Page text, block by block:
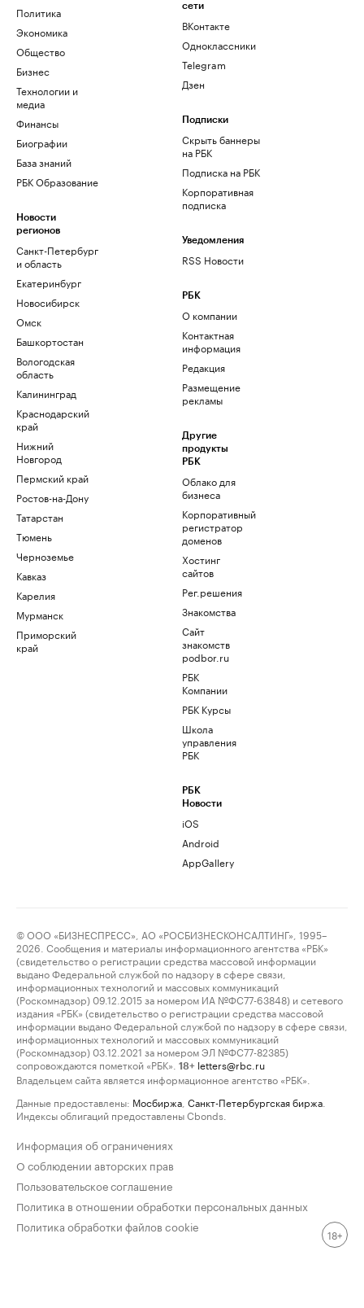
Политика
Экономика
Общество
Бизнес
Технологии и
медиа
Финансы
Биографии
База знаний
РБК Образование
Новости
регионов
Санкт-Петербург
и область
Екатеринбург
Новосибирск
Омск
Башкортостан
Вологодская
область
Калининград
Краснодарский
край
Нижний
Новгород
Пермский край
Ростов-на-Дону
Татарстан
Тюмень
Черноземье
Кавказ
Карелия
Мурманск
Приморский
край
сети
ВКонтакте
Одноклассники
Telegram
Дзен
Подписки
Скрыть баннеры
на РБК
Подписка на РБК
Корпоративная
подписка
Уведомления
RSS Новости
РБК
О компании
Контактная
информация
Редакция
Размещение
рекламы
Другие
продукты
РБК
Облако для
бизнеса
Корпоративный
регистратор
доменов
Хостинг
сайтов
Рег.решения
Знакомства
Сайт
знакомств
podbor.ru
РБК
Компании
РБК Курсы
Школа
управления
РБК
РБК
Новости
iOS
Android
AppGallery
© ООО «БИЗНЕСПРЕСС», АО «РОСБИЗНЕСКОНСАЛТИНГ», 1995–
2026. Сообщения и материалы информационного агентства «РБК»
(свидетельство о регистрации средства массовой информации
выдано Федеральной службой по надзору в сфере связи,
информационных технологий и массовых коммуникаций
(Роскомнадзор) 09.12.2015 за номером ИА №ФС77-63848) и сетевого
издания «РБК» (свидетельство о регистрации средства массовой
информации выдано Федеральной службой по надзору в сфере связи,
информационных технологий и массовых коммуникаций
(Роскомнадзор) 03.12.2021 за номером ЭЛ №ФС77-82385)
сопровождаются пометкой «РБК».
18+ letters@rbc.ru
Владельцем сайта является информационное агентство «РБК».
Данные предоставлены: Мосбиржа Санкт-Петербургская биржа
Индексы облигаций предоставлены Cbonds.
Информация об ограничениях
О соблюдении авторских прав
Пользовательское соглашение
Политика в отношении обработки персональных данных
Политика обработки файлов cookie
18+